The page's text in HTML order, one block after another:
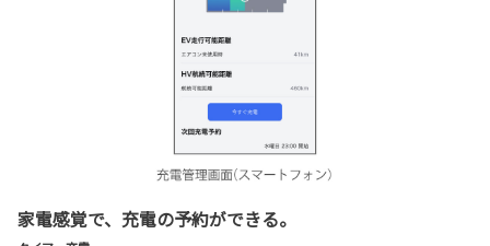
家電感覚で、充電の予約ができる。